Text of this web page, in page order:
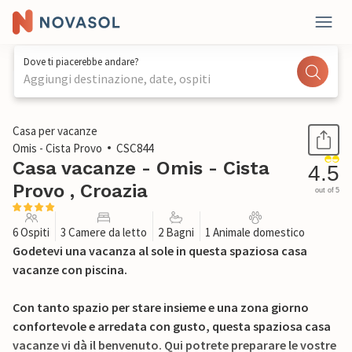
Dove ti piacerebbe andare?
Aggiungi destinazione, date, ospiti
1 / 23
Casa per vacanze
Omis - Cista Provo
CSC844
Casa vacanze - Omis - Cista
Provo , Croazia
4.5
out of 5
6 Ospiti 3 Camere da letto 2 Bagni 1 Animale domestico
Godetevi una vacanza al sole in questa spaziosa casa
vacanze con piscina.
Con tanto spazio per stare insieme e una zona giorno
confortevole e arredata con gusto, questa spaziosa casa
vacanze vi dà il benvenuto. Qui potrete preparare le vostre